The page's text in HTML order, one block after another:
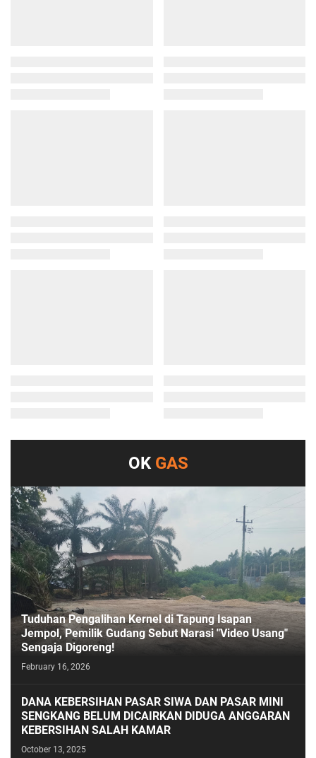
OK GAS
Tuduhan Pengalihan Kernel di Tapung Isapan
Jempol, Pemilik Gudang Sebut Narasi "Video Usang"
Sengaja Digoreng!
February 16, 2026
DANA KEBERSIHAN PASAR SIWA DAN PASAR MINI
SENGKANG BELUM DICAIRKAN DIDUGA ANGGARAN
KEBERSIHAN SALAH KAMAR
October 13, 2025